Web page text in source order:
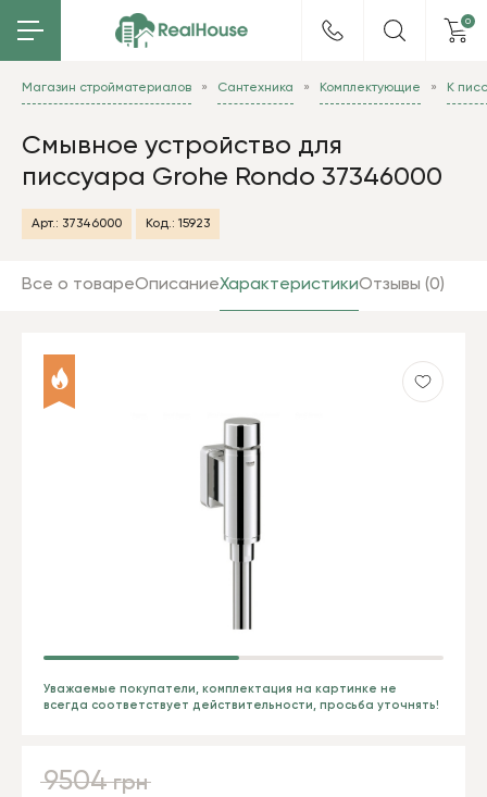
0
Магазин стройматериалов Сантехника Комплектующие К
Смывное устройство для
писсуара Grohe Rondo 37346000
Арт.: 37346000 Код.: 15923
Все о товареОписаниеХарактеристикиОтзывы (0)
Уважаемые покупатели, комплектация на картинке не
всегда соответствует действительности, просьба уточнять!
9504 грн